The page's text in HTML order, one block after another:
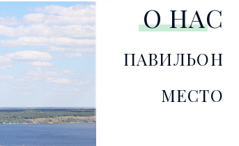
О НАС
ПАВИЛЬОН
МЕСТО